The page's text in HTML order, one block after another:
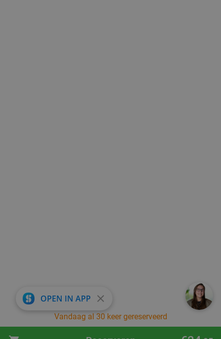
Vandaag al 30 keer gereserveerd
OPEN IN APP close